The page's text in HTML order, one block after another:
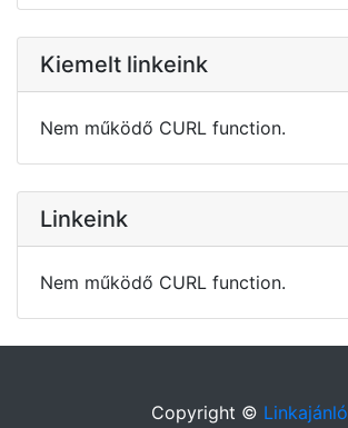
Kiemelt linkeink
Nem működő CURL function.
Linkeink
Nem működő CURL function.
Copyright © Linkajánló